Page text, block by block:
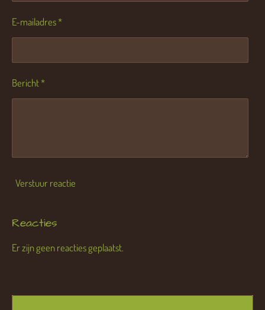
E-mailadres *
Bericht *
Verstuur reactie
Reacties
Er zijn geen reacties geplaatst.